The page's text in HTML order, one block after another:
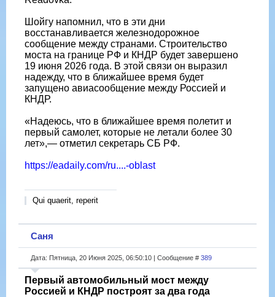
Шойгу напомнил, что в эти дни
восстанавливается железнодорожное
сообщение между странами. Строительство
моста на границе РФ и КНДР будет завершено
19 июня 2026 года. В этой связи он выразил
надежду, что в ближайшее время будет
запущено авиасообщение между Россией и
КНДР.
«Надеюсь, что в ближайшее время полетит и
первый самолет, которые не летали более 30
лет»,— отметил секретарь СБ РФ.
https://eadaily.com/ru....-oblast
Qui quaerit, reperit
Саня
Дата: Пятница, 20 Июня 2025, 06:50:10 | Сообщение # 389
Первый автомобильный мост между
Россией и КНДР построят за два года